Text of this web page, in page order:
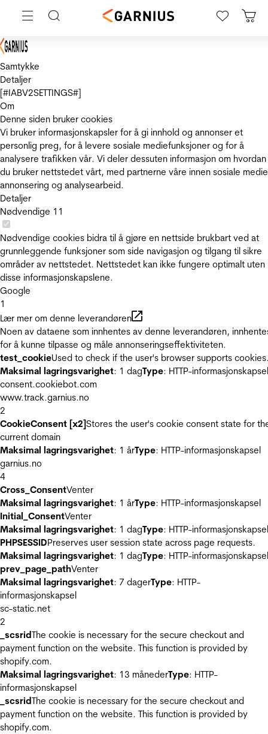
Samtykke
Detaljer
[#IABV2SETTINGS#]
Om
Denne siden bruker cookies
Vi bruker informasjonskapsler for å gi innhold og annonser et
personlig preg, for å levere sosiale mediefunksjoner og for å
analysere trafikken vår. Vi deler dessuten informasjon om hvordan
du bruker nettstedet vårt, med partnerne våre innen sosiale
annonsering og analysearbeid.
Detaljer
Nødvendige 11
Nødvendige cookies bidra til å gjøre en nettside brukbart ved at
grunnleggende funksjoner som side navigasjon og tilgang til sikre
områder av nettstedet. Nettstedet kan ikke fungere optimalt uten
disse informasjonskapslene.
Google
1
Lær mer om denne leverandøren
Noen av dataene som innhentes av denne leverandøren,
for å kunne tilpasse og måle annonseringseffektiviteten.
test_cookieUsed to check if the user's browser supports
Maksimal lagringsvarighet: 1 dagType: HTTP-informasjonskapsel
consent.cookiebot.com
www.track.garnius.no
2
CookieConsent [x2]Stores the user's cookie consent state for
current domain
Maksimal lagringsvarighet: 1 årType: HTTP-informasjonskapsel
garnius.no
4
Cross_ConsentVenter
Maksimal lagringsvarighet: 1 årType: HTTP-informasjonskapsel
Initial_ConsentVenter
Maksimal lagringsvarighet: 1 dagType: HTTP-informasjonskapsel
PHPSESSIDPreserves user session state across page requests.
Maksimal lagringsvarighet: 1 dagType: HTTP-informasjonskapsel
prev_page_pathVenter
Maksimal lagringsvarighet: 7 dagerType: HTTP-
informasjonskapsel
sc-static.net
2
_scsridThe cookie is necessary for the secure checkout and
payment function on the website. This function is provided by
shopify.com.
Maksimal lagringsvarighet: 13 månederType: HTTP-
informasjonskapsel
_scsridThe cookie is necessary for the secure checkout and
payment function on the website. This function is provided by
shopify.com.